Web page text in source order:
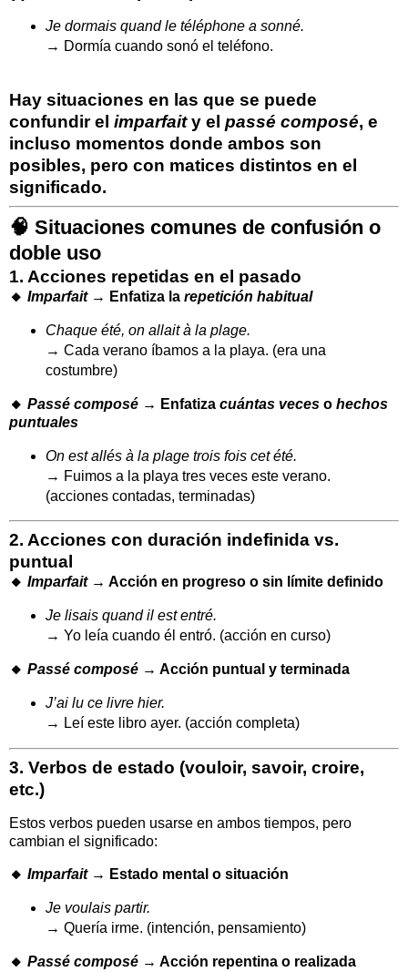
Je dormais quand le téléphone a sonné.
→ Dormía cuando sonó el teléfono.
Hay situaciones en las que se puede
confundir el imparfaity el passé composé, e
incluso momentos donde ambos son
posibles, pero con matices distintos en el
significado.
🧠 Situaciones comunes de confusión o
doble uso
1. Acciones repetidas en el pasado
🔸 Imparfait→ Enfatiza la repetición habitual
Chaque été, on allait à la plage.
→ Cada verano íbamos a la playa. (era una
costumbre)
🔸 Passé composé → Enfatiza cuántas veces o hechos
puntuales
On est allés à la plage trois fois cet été.
→ Fuimos a la playa tres veces este verano.
(acciones contadas, terminadas)
2. Acciones con duración indefinida vs.
puntual
🔸 Imparfait→ Acción en progreso o sin límite definido
Je lisais quand il est entré.
→ Yo leía cuando él entró. (acción en curso)
🔸 Passé composé → Acción puntual y terminada
J’ai lu ce livre hier.
→ Leí este libro ayer. (acción completa)
3. Verbos de estado (vouloir, savoir, croire,
etc.)
Estos verbos pueden usarse en ambos tiempos, pero
cambian el significado:
🔸 Imparfait→ Estado mental o situación
Je voulais partir.
→ Quería irme. (intención, pensamiento)
🔸 Passé composé → Acción repentina o realizada